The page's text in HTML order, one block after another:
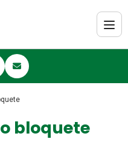
bloquete